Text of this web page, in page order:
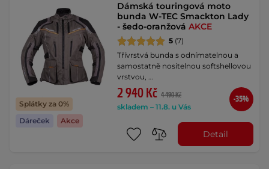
Splátky za 0%
Dáreček
Akce
Dámská touringová moto
bunda W-TEC Smackton Lady
- šedo-oranžováAKCE
5 (7)
Třívrstvá bunda s odnímatelnou a
samostatně nositelnou softshellovou
vrstvou, …
2 940 Kč 4 490 Kč
skladem – 11.8. u Vás
-35%
Detail